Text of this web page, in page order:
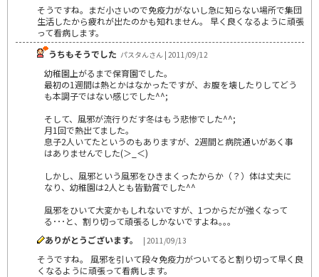
そうですね。まだ小さいので免疫力がないし急に知らない場所で集団
生活したから疲れが出たのかも知れません。 早く良くなるように頑張
って看病します。
うちもそうでした パスタんさん | 2011/09/12
幼稚園上がるまで保育園でした。
最初の1週間は熱とかはなかったですが、お腹を壊したりしてどう
も本調子ではない感じでした^^;
そして、風邪が流行りだす冬はもう悲惨でした^^;
月1回で熱出てました。
息子2人いてたというのもありますが、2週間と病院通いがあく事
はありませんでした(＞_＜)
しかし、風邪という風邪をひきまくったからか（？）体は丈夫に
なり、幼稚園は2人とも皆勤賞でした^^
風邪をひいて大変かもしれないですが、1つからだが強くなって
る･･･と、割り切って頑張るしかないですよね｡｡｡
ありがとうございます。
| 2011/09/13
そうですね。 風邪を引いて段々免疫力がついてると割り切って早く良
くなるように頑張って看病します。